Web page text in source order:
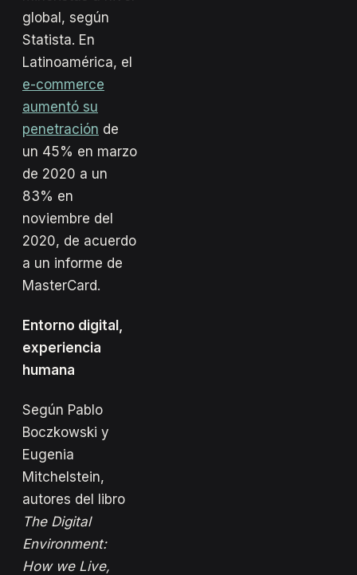
global, según
Statista. En
Latinoamérica, el
e-commerce
aumentó su
penetración de
un 45% en marzo
de 2020 a un
83% en
noviembre del
2020, de acuerdo
a un informe de
MasterCard.
Entorno digital,
experiencia
humana
Según Pablo
Boczkowski y
Eugenia
Mitchelstein,
autores del libro
The Digital
Environment:
How we Live,